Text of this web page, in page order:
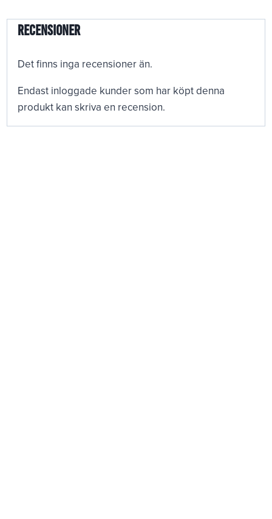
Recensioner
Det finns inga recensioner än.
Endast inloggade kunder som har köpt denna
produkt kan skriva en recension.